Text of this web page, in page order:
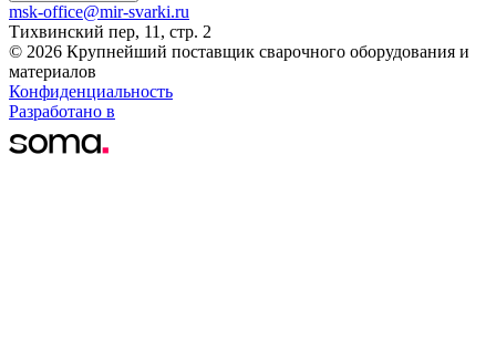
msk-office@mir-svarki.ru
Тихвинский пер, 11, стр. 2
© 2026 Крупнейший поставщик сварочного оборудования и
материалов
Конфиденциальность
Разработано в